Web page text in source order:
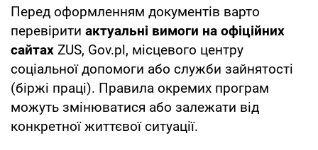
Перед оформленням документів варто
перевірити актуальні вимоги на офіційних
сайтах ZUS, Gov.pl, місцевого центру
соціальної допомоги або служби зайнятості
(біржі праці). Правила окремих програм
можуть змінюватися або залежати від
конкретної життєвої ситуації.